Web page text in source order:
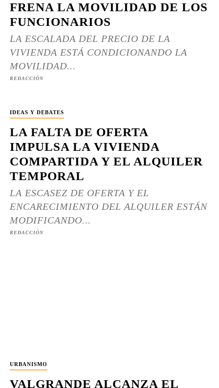
FRENA LA MOVILIDAD DE LOS
FUNCIONARIOS
LA ESCALADA DEL PRECIO DE LA
VIVIENDA ESTÁ CONDICIONANDO LA
MOVILIDAD...
REDACCIÓN
IDEAS Y DEBATES
LA FALTA DE OFERTA
IMPULSA LA VIVIENDA
COMPARTIDA Y EL ALQUILER
TEMPORAL
LA ESCASEZ DE OFERTA Y EL
ENCARECIMIENTO DEL ALQUILER ESTÁN
MODIFICANDO...
REDACCIÓN
URBANISMO
VALGRANDE ALCANZA EL